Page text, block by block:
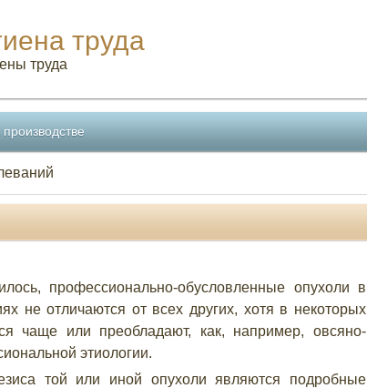
труда
труда
профессионально-обусловленные опухоли в
не отличаются от всех других, хотя в некоторых
чаще или преобладают, как, например, овсяно-
этиологии.
той или иной опухоли являются подробные